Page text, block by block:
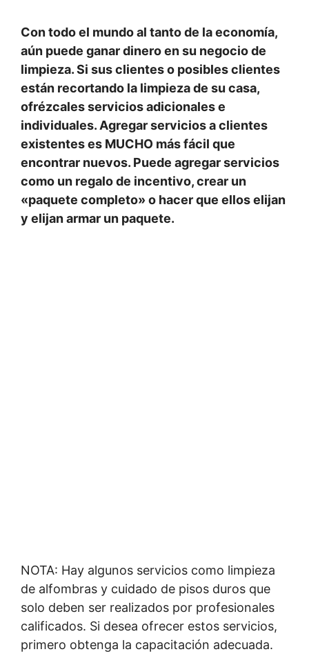
Con todo el mundo al tanto de la economía,
aún puede ganar dinero en su negocio de
limpieza. Si sus clientes o posibles clientes
están recortando la limpieza de su casa,
ofrézcales servicios adicionales e
individuales. Agregar servicios a clientes
existentes es MUCHO más fácil que
encontrar nuevos. Puede agregar servicios
como un regalo de incentivo, crear un
«paquete completo» o hacer que ellos elijan
y elijan armar un paquete.
NOTA: Hay algunos servicios como limpieza
de alfombras y cuidado de pisos duros que
solo deben ser realizados por profesionales
calificados. Si desea ofrecer estos servicios,
primero obtenga la capacitación adecuada.